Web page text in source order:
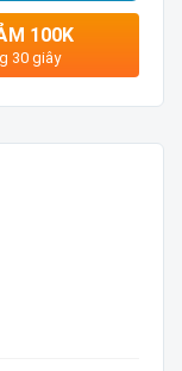
100K
30 giây